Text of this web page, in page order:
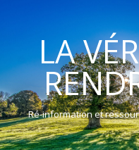
LA
Ré-information et